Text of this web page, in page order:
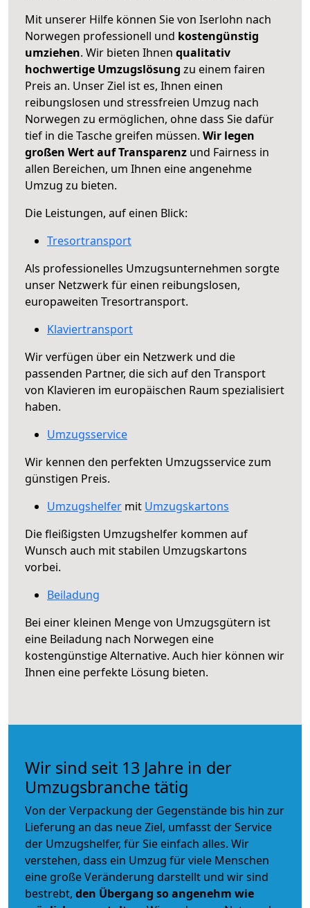
Mit unserer Hilfe können Sie von Iserlohn nach
Norwegen professionell und kostengünstig
umziehen. Wir bieten Ihnen qualitativ
hochwertige Umzugslösung zu einem fairen
Preis an. Unser Ziel ist es, Ihnen einen
reibungslosen und stressfreien Umzug nach
Norwegen zu ermöglichen, ohne dass Sie dafür
tief in die Tasche greifen müssen. Wir legen
großen Wert auf Transparenz und Fairness in
allen Bereichen, um Ihnen eine angenehme
Umzug zu bieten.
Die Leistungen, auf einen Blick:
Tresortransport
Als professionelles Umzugsunternehmen sorgte
unser Netzwerk für einen reibungslosen,
europaweiten Tresortransport.
Klaviertransport
Wir verfügen über ein Netzwerk und die
passenden Partner, die sich auf den Transport
von Klavieren im europäischen Raum spezialisiert
haben.
Umzugsservice
Wir kennen den perfekten Umzugsservice zum
günstigen Preis.
Umzugshelfer mit Umzugskartons
Die fleißigsten Umzugshelfer kommen auf
Wunsch auch mit stabilen Umzugskartons
vorbei.
Beiladung
Bei einer kleinen Menge von Umzugsgütern ist
eine Beiladung nach Norwegen eine
kostengünstige Alternative. Auch hier können wir
Ihnen eine perfekte Lösung bieten.
Wir sind seit 13 Jahre in der
Umzugsbranche tätig
Von der Verpackung der Gegenstände bis hin zur
Lieferung an das neue Ziel, umfasst der Service
der Umzugshelfer, für Sie einfach alles. Wir
verstehen, dass ein Umzug für viele Menschen
eine große Veränderung darstellt und wir sind
bestrebt, den Übergang so angenehm wie